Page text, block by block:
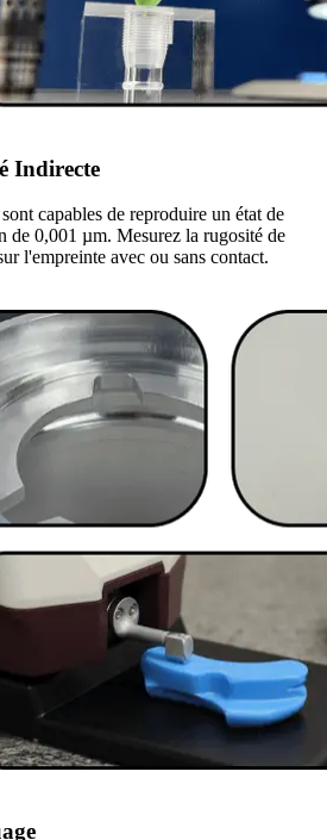
Indirecte
capables de reproduire un état de
de 0,001 µm. Mesurez la rugosité de
l'empreinte avec ou sans contact.